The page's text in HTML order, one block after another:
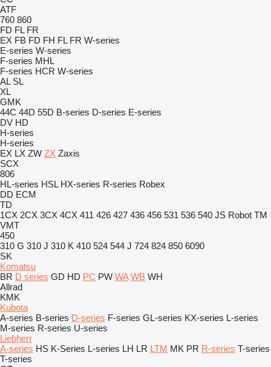
ATF
760 860
FD FL FR
EX FB FD FH FL FR W-series
E-series W-series
F-series MHL
F-series HCR W-series
AL SL
XL
GMK
44C 44D 55D B-series D-series E-series
DV HD
H-series
H-series
EX LX ZW ZX Zaxis
SCX
806
HL-series HSL HX-series R-series Robex
DD ECM
TD
1CX 2CX 3CX 4CX 411 426 427 436 456 531 536 540 JS Robot TM
VMT
450
310 G 310 J 310 K 410 524 544 J 724 824 850 6090
SK
Komatsu
BR D series GD HD PC PW WA WB WH
Allrad
KMK
Kubota
A-series B-series D-series F-series GL-series KX-series L-series
M-series R-series U-series
Liebherr
A-series HS K-Series L-series LH LR LTM MK PR R-series T-series
T-series